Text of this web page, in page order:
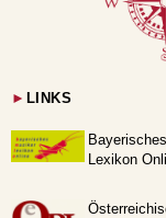
► LINKS
Lexikon